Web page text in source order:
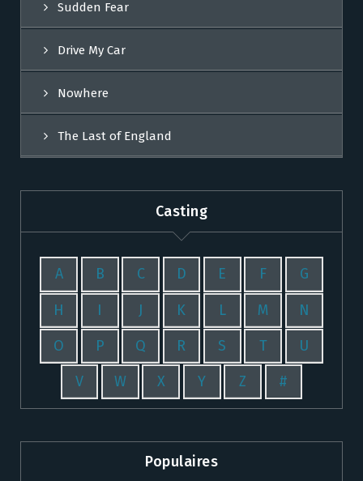
Sudden Fear
Drive My Car
Nowhere
The Last of England
Casting
A B C D E F G
H I J K L M N
O P Q R S T U
V W X Y Z #
Populaires